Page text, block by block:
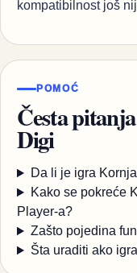
kompatibilnost još
POMOĆ
Česta
Digi
Da li je igra
Kako se pokreće
Player-a?
Zašto pojedina
Šta uraditi ako